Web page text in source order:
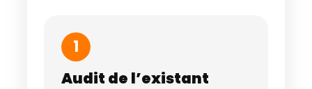
1
Audit de l’existant